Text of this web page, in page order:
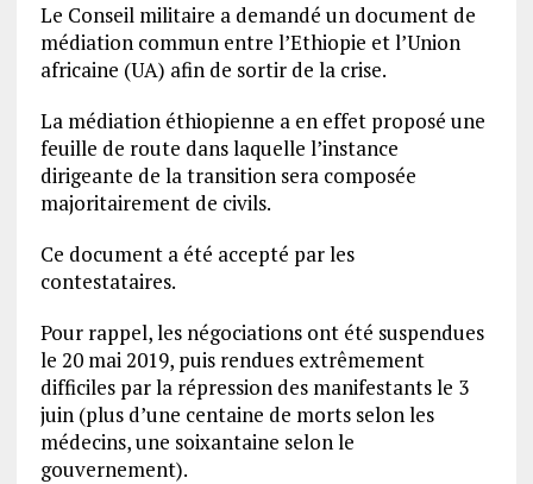
Le Conseil militaire a demandé un document de
médiation commun entre l’Ethiopie et l’Union
africaine (UA) afin de sortir de la crise.
La médiation éthiopienne a en effet proposé une
feuille de route dans laquelle l’instance
dirigeante de la transition sera composée
majoritairement de civils.
Ce document a été accepté par les
contestataires.
Pour rappel, les négociations ont été suspendues
le 20 mai 2019, puis rendues extrêmement
difficiles par la répression des manifestants le 3
juin (plus d’une centaine de morts selon les
médecins, une soixantaine selon le
gouvernement).